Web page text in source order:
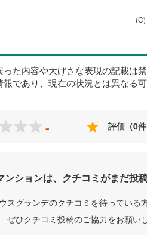
た内容や大げさな表現の記載は
であり、現在の状況とは異なる
- 評価（0件
ンションは、クチコミがまだ投
スグランデのクチコミを待っている
ぜひクチコミ投稿のご協力をお願い